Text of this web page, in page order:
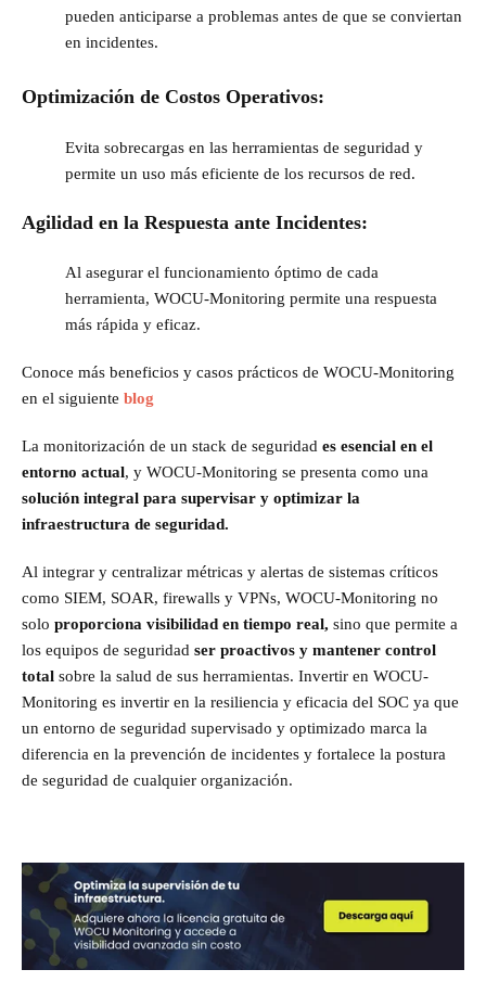
pueden anticiparse a problemas antes de que se conviertan
en incidentes.
Optimización de Costos Operativos:
Evita sobrecargas en las herramientas de seguridad y
permite un uso más eficiente de los recursos de red.
Agilidad en la Respuesta ante Incidentes:
Al asegurar el funcionamiento óptimo de cada
herramienta, WOCU-Monitoring permite una respuesta
más rápida y eficaz.
Conoce más beneficios y casos prácticos de WOCU-Monitoring
en el siguiente blog
La monitorización de un stack de seguridad es esencial en el
entorno actual, y WOCU-Monitoring se presenta como una
solución integral para supervisar y optimizar la
infraestructura de seguridad.
Al integrar y centralizar métricas y alertas de sistemas críticos
como SIEM, SOAR, firewalls y VPNs, WOCU-Monitoring no
solo proporciona visibilidad en tiempo real, sino que permite a
los equipos de seguridad ser proactivos y mantener control
total sobre la salud de sus herramientas. Invertir en WOCU-
Monitoring es invertir en la resiliencia y eficacia del SOC ya que
un entorno de seguridad supervisado y optimizado marca la
diferencia en la prevención de incidentes y fortalece la postura
de seguridad de cualquier organización.